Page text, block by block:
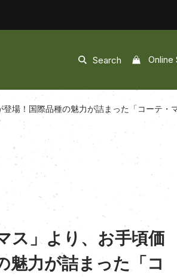
Search Online
場！国際品種の魅力が詰まった「コーテ・
ス」より、お手頃価
魅力が詰まった「コ